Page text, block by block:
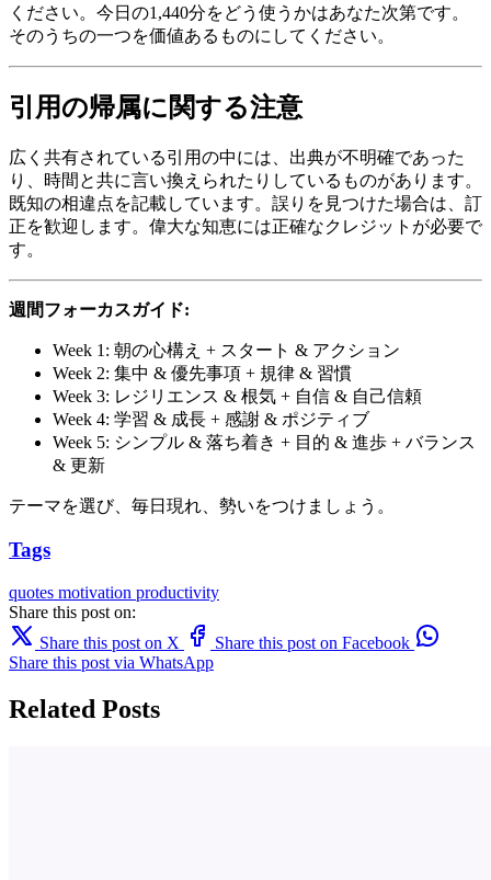
ください。今日の1,440分をどう使うかはあなた次第です。
そのうちの一つを価値あるものにしてください。
引用の帰属に関する注意
広く共有されている引用の中には、出典が不明確であった
り、時間と共に言い換えられたりしているものがあります。
既知の相違点を記載しています。誤りを見つけた場合は、訂
正を歓迎します。偉大な知恵には正確なクレジットが必要で
す。
週間フォーカスガイド:
Week 1: 朝の心構え + スタート & アクション
Week 2: 集中 & 優先事項 + 規律 & 習慣
Week 3: レジリエンス & 根気 + 自信 & 自己信頼
Week 4: 学習 & 成長 + 感謝 & ポジティブ
Week 5: シンプル & 落ち着き + 目的 & 進歩 + バランス
& 更新
テーマを選び、毎日現れ、勢いをつけましょう。
Tags
quotes motivation productivity
Share this post on:
Share this post on X
Share this post on Facebook
Share this post via WhatsApp
Related Posts